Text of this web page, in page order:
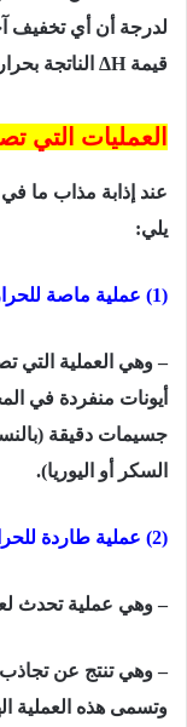
لدرجة أن أي تخفيف
قيمة ΔH الناتجة
العمليات التي
عند إذابة مذاب ما
يلي:
(1) عملیة ماصة للحرارة
– وھي العملیة التي
أیونات منفردة في
جسیمات دقیقة
السكر أو الیوریا).
(2) عملیة طاردة للحرارة
– وهي عملية تحدث
– وهي تنتج عن تجاذب
وتسمى هذه العملية